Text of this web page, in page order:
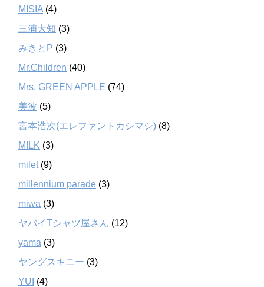
MISIA (4)
三浦大知 (3)
みきとP (3)
Mr.Children (40)
Mrs. GREEN APPLE (74)
美波 (5)
宮本浩次(エレファントカシマシ) (8)
M!LK (3)
milet(9)
millennium parade (3)
miwa (3)
ヤバイTシャツ屋さん (12)
yama (3)
ヤングスキニー (3)
YUI (4)